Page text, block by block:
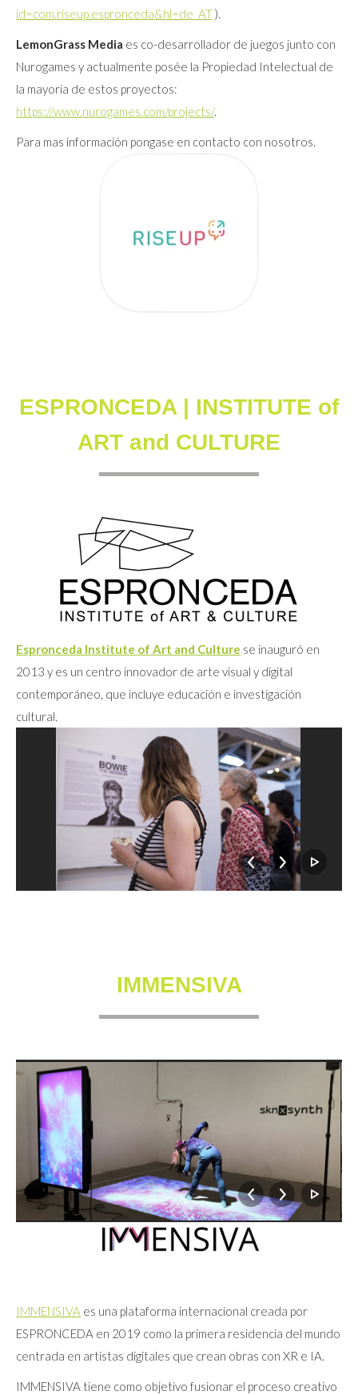
id=com.riseup.espronceda&hl=de_AT).
LemonGrass Media es co-desarrollador de juegos junto con
Nurogames y actualmente posée la Propiedad Intelectual de
la mayoria de estos proyectos:
https://www.nurogames.com/projects/.
Para mas información pongase en contacto con nosotros.
ESPRONCEDA | INSTITUTE of
ART and CULTURE
Espronceda Institute of Art and Culture se inauguró en
2013 y es un centro innovador de arte visual y digital
contemporáneo, que incluye educación e investigación
cultural.
IMMENSIVA
IMMENSIVA es una plataforma internacional creada por
ESPRONCEDA en 2019 como la primera residencia del mundo
centrada en artistas digitales que crean obras con XR e IA.
IMMENSIVA tiene como objetivo fusionar el proceso creativo